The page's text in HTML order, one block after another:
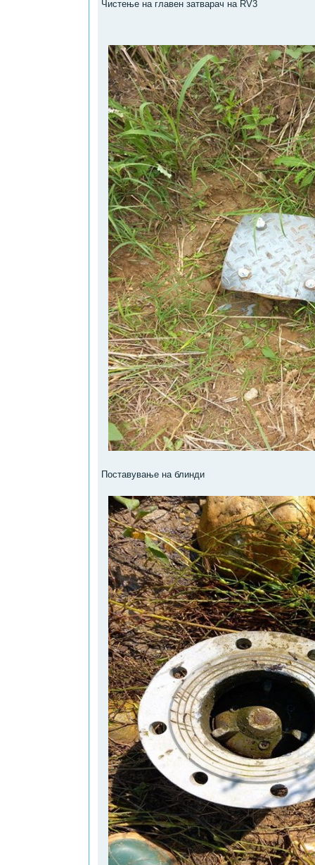
Чистење на главен затварач на RV3
Поставување на блинди